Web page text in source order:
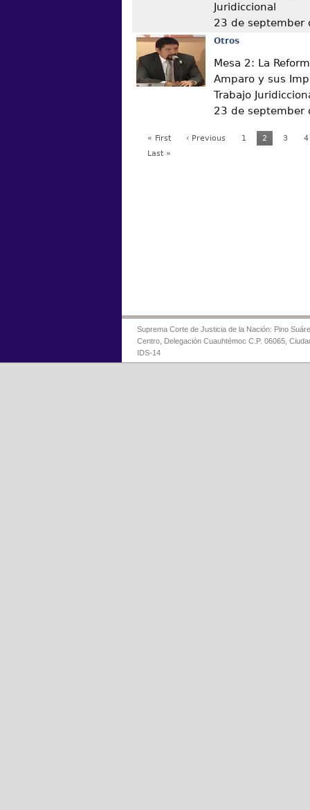
Juridiccional
23 de september
Otros
Mesa 2: La
Amparo y sus
Trabajo
23 de september
« First ‹ Previous 1 2 3
4
Last »
Suprema Corte de Justicia de la Nación: Pino
Centro, Delegación Cuauhtémoc C.P. 06065,
IDS-14